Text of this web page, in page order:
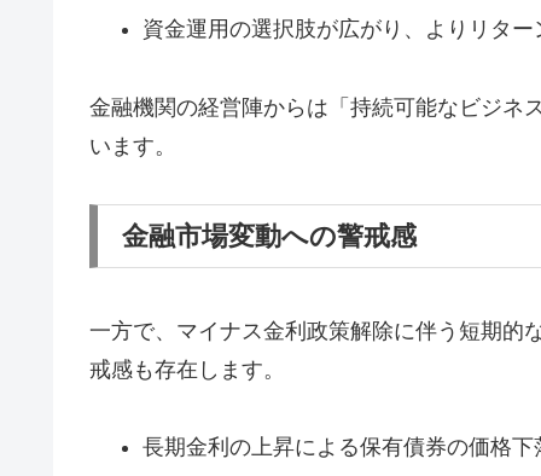
資金運用の選択肢が広がり、よりリタ
金融機関の経営陣からは「持続可能なビジネ
います。
金融市場変動への警戒感
一方で、マイナス金利政策解除に伴う短期的
戒感も存在します。
長期金利の上昇による保有債券の価格下